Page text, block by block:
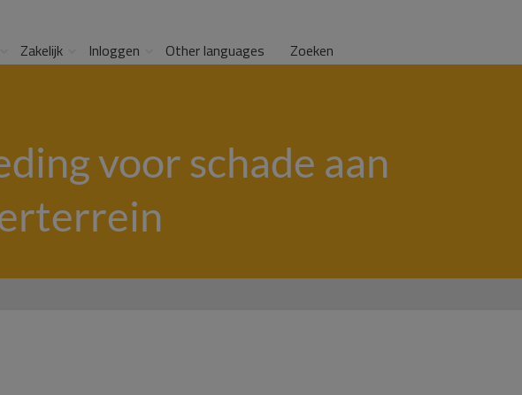
Zakelijk Inloggen Other languages Zoeken
voor schade aan